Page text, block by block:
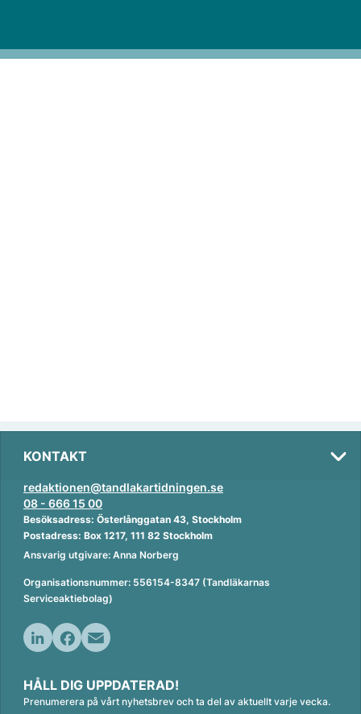
KONTAKT
redaktionen@tandlakartidningen.se
08 - 666 15 00
Besöksadress: Österlånggatan 43, Stockholm
Postadress: Box 1217, 111 82 Stockholm
Ansvarig utgivare: Anna Norberg
Organisationsnummer: 556154-8347 (Tandläkarnas
Serviceaktiebolag)
n
k
c
e
a
i
HÅLL DIG UPPDATERAD!
Prenumerera på vårt nyhetsbrev och ta del av aktuellt varje vecka.